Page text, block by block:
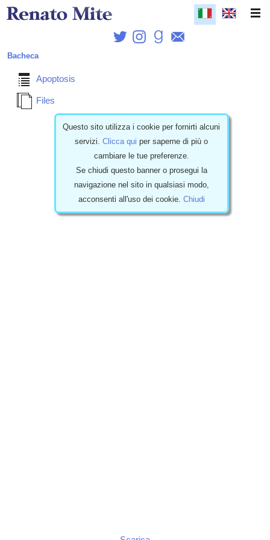
Bacheca
Apoptosis
Files
24/10/2014 - Italiano
Apoptosis rivelato
Questo sito utilizza i cookie per fornirti alcuni
servizi.Clicca qui per saperne di più o
cambiare le tue preferenze.
Se chiudi questo banner o prosegui la
navigazione nel sito in qualsiasi modo,
acconsenti all'uso dei cookie. Chiudi